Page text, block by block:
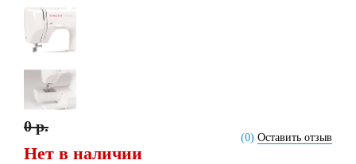
(0) Оставить отзыв
0 р.
Нет в наличии